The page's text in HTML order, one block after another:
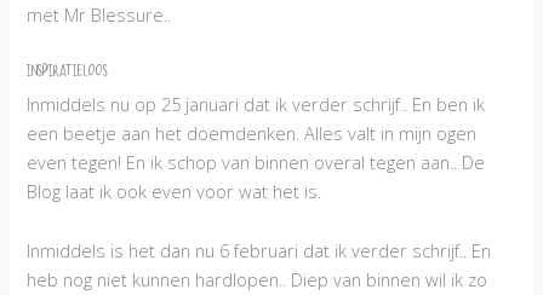
met Mr Blessure..
INSPIRATIELOOS
Inmiddels nu op 25 januari dat ik verder schrijf.. En ben ik
een beetje aan het doemdenken. Alles valt in mijn ogen
even tegen! En ik schop van binnen overal tegen aan.. De
Blog laat ik ook even voor wat het is.
Inmiddels is het dan nu 6 februari dat ik verder schrijf.. En
heb nog niet kunnen hardlopen.. Diep van binnen wil ik zo